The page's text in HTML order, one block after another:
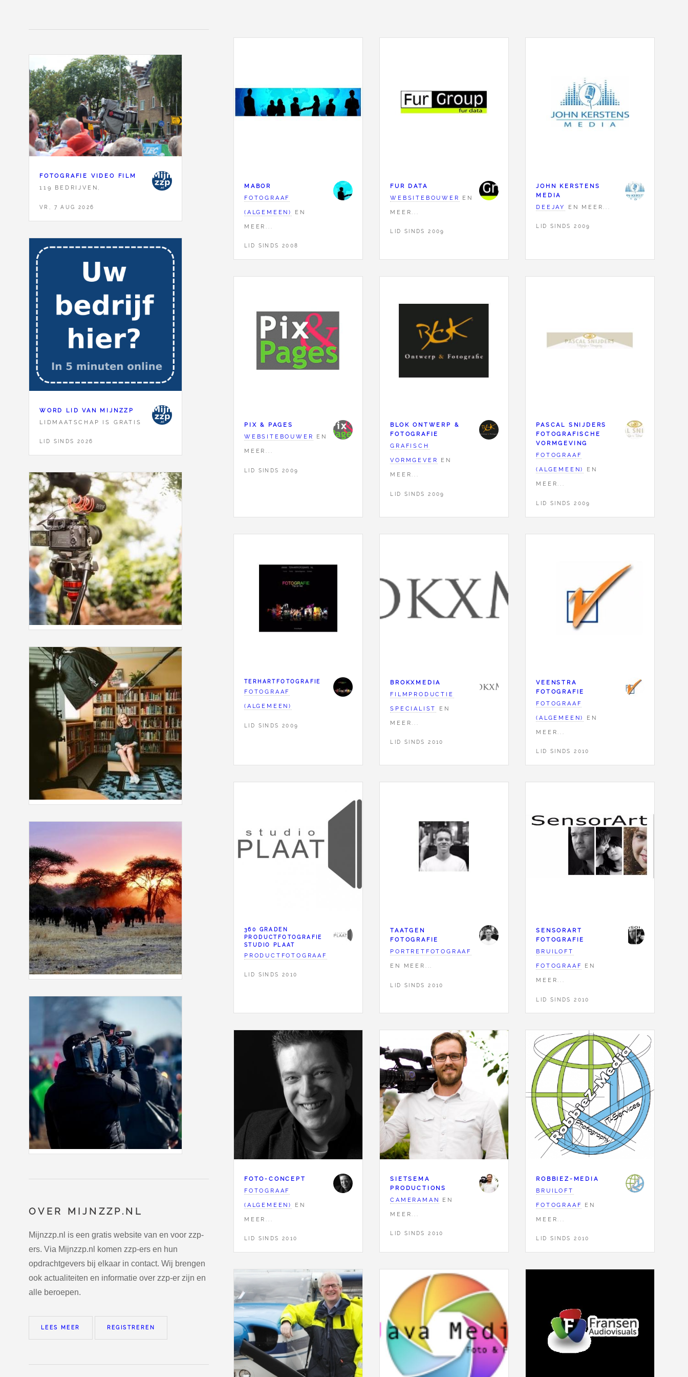
FOTOGRAFIE VIDEO FILM
119 BEDRIJVEN,
VR, 7 AUG 2026
WORD LID VAN MIJNZZP
LIDMAATSCHAP IS GRATIS
LID SINDS 2026
OVER MIJNZZP.NL
Mijnzzp.nl is een gratis website van en voor zzp-
ers. Via Mijnzzp.nl komen zzp-ers en hun
opdrachtgevers bij elkaar in contact. Wij brengen
ook actualiteiten en informatie over zzp-er zijn en
alle beroepen.
LEES MEER REGISTREREN
MABOR
FOTOGRAAF
(ALGEMEEN)
EN
MEER...
LID SINDS 2008
FUR DATA
WEBSITEBOUWER
EN
MEER...
LID SINDS 2009
JOHN KERSTENS
MEDIA
DEEJAY
EN MEER...
LID SINDS 2009
PIX & PAGES
WEBSITEBOUWER
EN
MEER...
LID SINDS 2009
BLOK ONTWERP &
FOTOGRAFIE
GRAFISCH
VORMGEVER
EN
MEER...
LID SINDS 2009
PASCAL SNIJDERS
FOTOGRAFISCHE
VORMGEVING
FOTOGRAAF
(ALGEMEEN)
EN
MEER...
LID SINDS 2009
TERHARTFOTOGRAFIE
FOTOGRAAF
(ALGEMEEN)
LID SINDS 2009
BROKXMEDIA
FILMPRODUCTIE
SPECIALIST
EN
MEER...
LID SINDS 2010
VEENSTRA
FOTOGRAFIE
FOTOGRAAF
(ALGEMEEN)
EN
MEER...
LID SINDS 2010
360 GRADEN
PRODUCTFOTOGRAFIE
STUDIO PLAAT
PRODUCTFOTOGRAAF
LID SINDS 2010
TAATGEN
FOTOGRAFIE
PORTRETFOTOGRAAF
EN MEER...
LID SINDS 2010
SENSORART
FOTOGRAFIE
BRUILOFT
FOTOGRAAF
EN
MEER...
LID SINDS 2010
FOTO-CONCEPT
FOTOGRAAF
(ALGEMEEN)
EN
MEER...
LID SINDS 2010
SIETSEMA
PRODUCTIONS
CAMERAMAN
EN
MEER...
LID SINDS 2010
ROBBIEZ-MEDIA
BRUILOFT
FOTOGRAAF
EN
MEER...
LID SINDS 2010